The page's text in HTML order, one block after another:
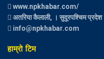
www.npkhabar.com/
अतरिया कैलाली, । सुदूरपश्चिम प्रदेश
info@npkhabar.com
हाम्रो टिम